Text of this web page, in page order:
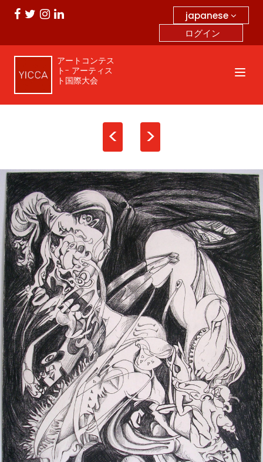
japanese
ログイン
アートコンテス
ト- アーティス
ト国際大会
< >